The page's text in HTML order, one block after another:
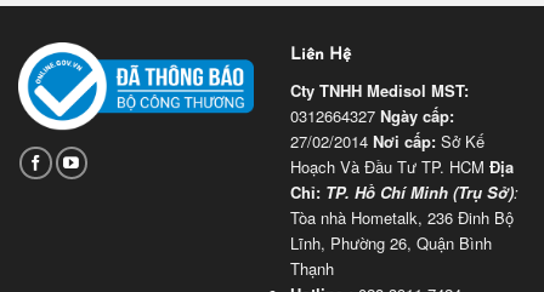
Liên Hệ
Cty TNHH Medisol MST:
0312664327 Ngày cấp:
27/02/2014 Nơi cấp: Sở Kế
Hoạch Và Đầu Tư TP. HCM Địa
Chỉ: TP. Hồ Chí Minh (Trụ Sở):
Tòa nhà Hometalk, 236 Đinh Bộ
Lĩnh, Phường 26, Quận Bình
Thạnh